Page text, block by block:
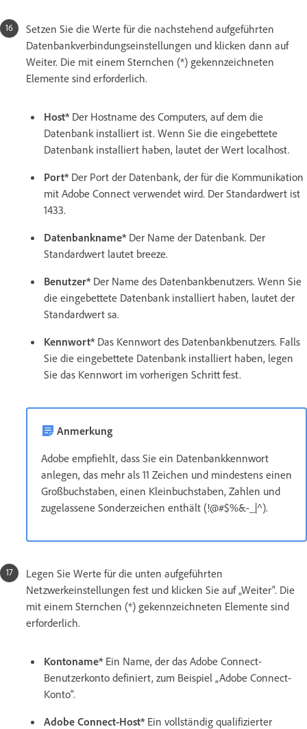
Setzen Sie die Werte für die nachstehend aufgeführten
Datenbankverbindungseinstellungen und klicken dann auf
Weiter. Die mit einem Sternchen (*) gekennzeichneten
Elemente sind erforderlich.
Host* Der Hostname des Computers, auf dem die
Datenbank installiert ist. Wenn Sie die eingebettete
Datenbank installiert haben, lautet der Wert localhost.
Port* Der Port der Datenbank, der für die Kommunikation
mit Adobe Connect verwendet wird. Der Standardwert ist
1433.
Datenbankname* Der Name der Datenbank. Der
Standardwert lautet breeze.
Benutzer* Der Name des Datenbankbenutzers. Wenn Sie
die eingebettete Datenbank installiert haben, lautet der
Standardwert sa.
Kennwort* Das Kennwort des Datenbankbenutzers. Falls
Sie die eingebettete Datenbank installiert haben, legen
Sie das Kennwort im vorherigen Schritt fest.
Anmerkung
Adobe empfiehlt, dass Sie ein Datenbankkennwort
anlegen, das mehr als 11 Zeichen und mindestens einen
Großbuchstaben, einen Kleinbuchstaben, Zahlen und
zugelassene Sonderzeichen enthält (!@#$%&-_|^).
Legen Sie Werte für die unten aufgeführten
Netzwerkeinstellungen fest und klicken Sie auf „Weiter“. Die
mit einem Sternchen (*) gekennzeichneten Elemente sind
erforderlich.
Kontoname* Ein Name, der das Adobe Connect-
Benutzerkonto definiert, zum Beispiel „Adobe Connect-
Konto“.
Adobe Connect-Host* Ein vollständig qualifizierter